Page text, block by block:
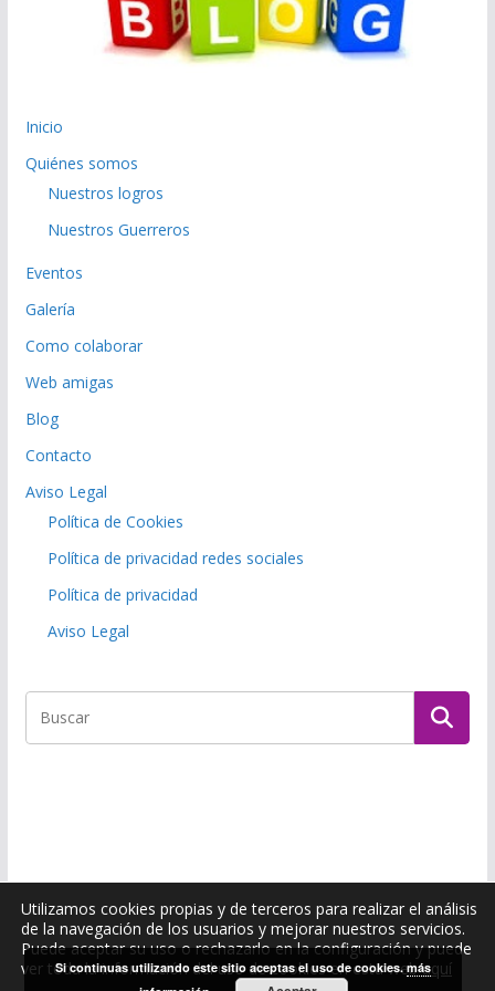
Inicio
Quiénes somos
Nuestros logros
Nuestros Guerreros
Eventos
Galería
Como colaborar
Web amigas
Blog
Contacto
Aviso Legal
Política de Cookies
Política de privacidad redes sociales
Política de privacidad
Aviso Legal
Copyright © 2026Asociación solidaridad con nuestros niños.
Utilizamos cookies propias y de terceros para realizar el análisis
de la navegación de los usuarios y mejorar nuestros servicios.
Puede aceptar su uso o rechazarlo en la configuración y puede
ver toda la información del uso de cookies en esta webaquí
Si continuas utilizando este sitio aceptas el uso de cookies.más